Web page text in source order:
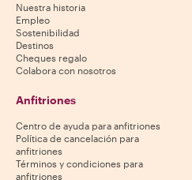
Nuestra historia
Empleo
Sostenibilidad
Destinos
Cheques regalo
Colabora con nosotros
Anfitriones
Centro de ayuda para anfitriones
Política de cancelación para
anfitriones
Términos y condiciones para
anfitriones